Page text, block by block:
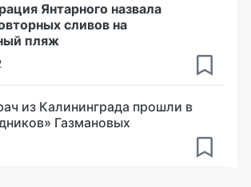
Янтарного назвала
сливов на
пляж
из Калининграда прошли в
Газмановых